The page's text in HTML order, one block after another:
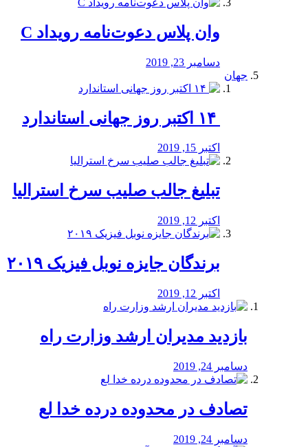
وان پلاس دعوت‌نامه رویداد C
دسامبر 23, 2019
جهان
اکتبر 15, 2019
تبلیغ جالب صلیب سرخ استرالیا
اکتبر 12, 2019
برندگان جایزه نوبل فیزیک ۲۰۱۹
اکتبر 12, 2019
بازدید مدیران ارشد وزارت راه
دسامبر 24, 2019
تصادف در محدوده درده خدا لع
دسامبر 24, 2019